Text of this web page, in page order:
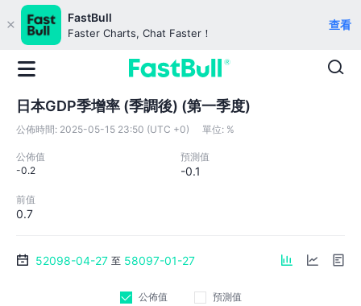
FastBull
Faster Charts, Chat Faster！
查看
日本GDP季增率 (季調後) (第一季度)
公佈時間: 2025-05-15 23:50 (UTC +0) 單位: %
公佈值
-0.2
預測值
-0.1
前值
0.7
52098-04-27 至 58097-01-27
公佈值
預測值